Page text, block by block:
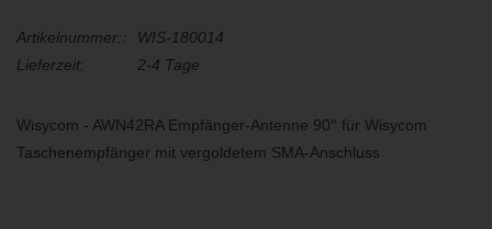
Artikelnummer::
WIS-180014
Lieferzeit:
2-4 Tage
Wisycom - AWN42RA Empfänger-Antenne 90° für Wisycom
Taschenempfänger mit vergoldetem SMA-Anschluss